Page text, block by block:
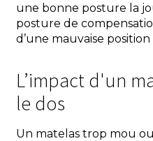
une bonne posture la
posture de
d’une mauvaise
L’impact d'un
le dos
Un matelas trop mou